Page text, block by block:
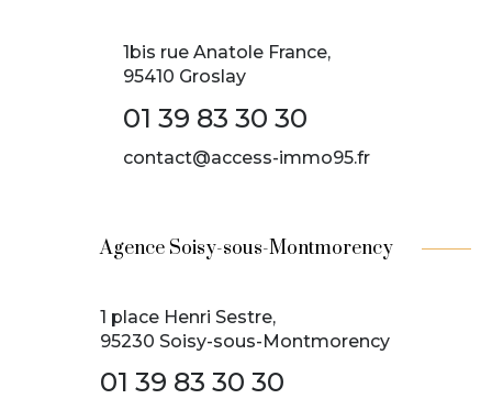
1bis rue Anatole France,
95410 Groslay
01 39 83 30 30
contact@access-immo95.fr
Agence Soisy-sous-Montmorency
1 place Henri Sestre,
95230 Soisy-sous-Montmorency
01 39 83 30 30